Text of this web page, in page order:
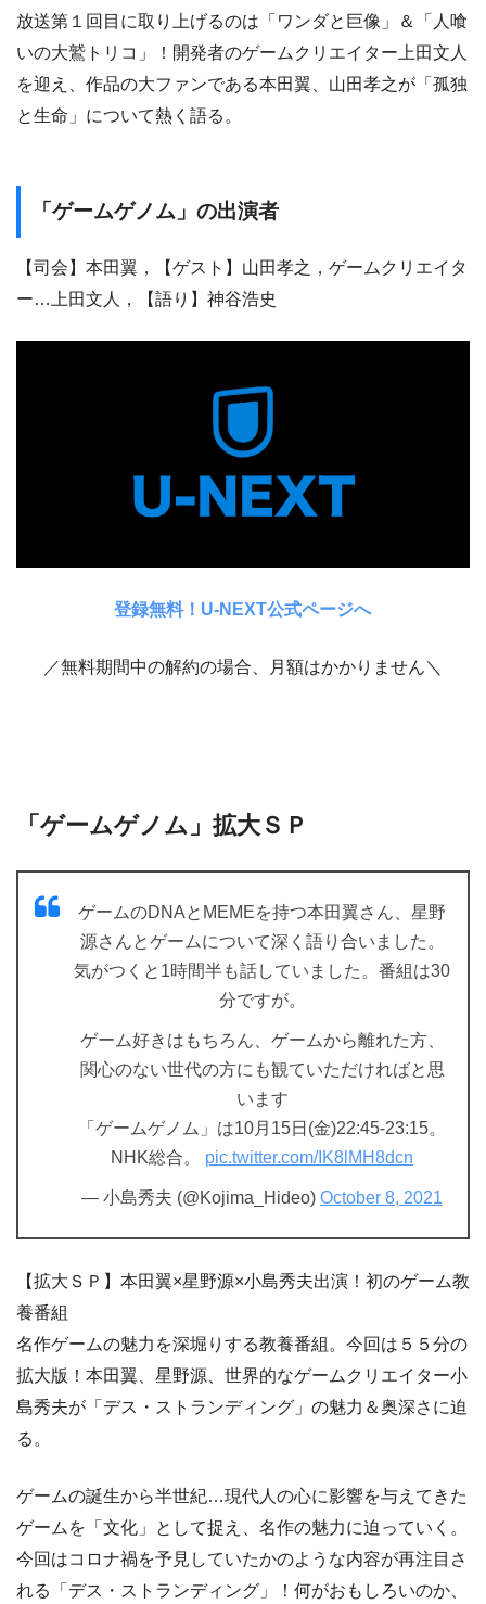
放送第１回目に取り上げるのは「ワンダと巨像」＆「人喰
いの大鷲トリコ」！開発者のゲームクリエイター上田文人
を迎え、作品の大ファンである本田翼、山田孝之が「孤独
と生命」について熱く語る。
「ゲームゲノム」の出演者
【司会】本田翼，【ゲスト】山田孝之，ゲームクリエイタ
ー…上田文人，【語り】神谷浩史
登録無料！U-NEXT公式ページへ
／無料期間中の解約の場合、月額はかかりません＼
「ゲームゲノム」拡大ＳＰ
ゲームのDNAとMEMEを持つ本田翼さん、星野
源さんとゲームについて深く語り合いました。
気がつくと1時間半も話していました。番組は30
分ですが。
ゲーム好きはもちろん、ゲームから離れた方、
関心のない世代の方にも観ていただければと思
います
「ゲームゲノム」は10月15日(金)22:45-23:15。
NHK総合。 pic.twitter.com/IK8lMH8dcn
— 小島秀夫 (@Kojima_Hideo) October 8, 2021
【拡大ＳＰ】本田翼×星野源×小島秀夫出演！初のゲーム教
養番組
名作ゲームの魅力を深堀りする教養番組。今回は５５分の
拡大版！本田翼、星野源、世界的なゲームクリエイター小
島秀夫が「デス・ストランディング」の魅力＆奥深さに迫
る。
ゲームの誕生から半世紀…現代人の心に影響を与えてきた
ゲームを「文化」として捉え、名作の魅力に迫っていく。
今回はコロナ禍を予見していたかのような内容が再注目さ
れる「デス・ストランディング」！何がおもしろいのか、